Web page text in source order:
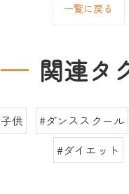
一覧に戻る
関連タ
供 #ダンススクール
#ダイエット